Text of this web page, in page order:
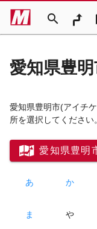
search
愛知県豊
愛知県豊明市(アイチ
所を選択してください。
愛知県豊明
あ か
ま や